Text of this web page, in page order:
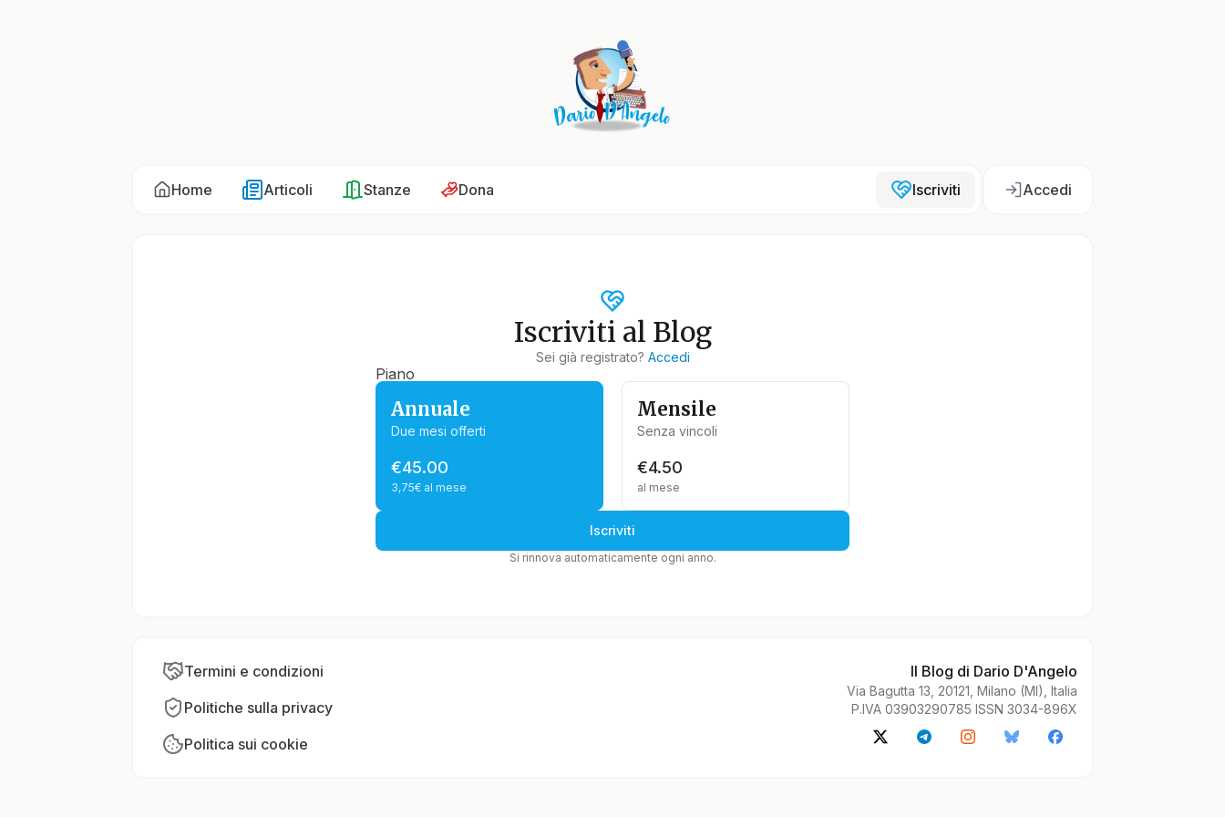
Home Articoli Stanze Dona Iscriviti Accedi
Iscriviti al Blog
Sei già registrato? Accedi
Piano
Annuale
Due mesi offerti
€45.00
3,75€ al mese
Mensile
Senza vincoli
€4.50
al mese
Iscriviti
Si rinnova automaticamente ogni anno.
Termini e condizioni
Politiche sulla privacy
Politica sui cookie
Il Blog di Dario D'Angelo
Via Bagutta 13, 20121, Milano (MI), Italia
P.IVA 03903290785 ISSN 3034-896X